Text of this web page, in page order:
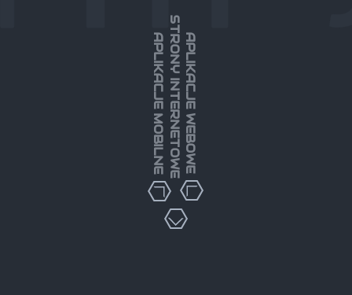
APLIKACJE MOBILNESTRONY INTERNETOWEAPLIKACJE WEBOWE